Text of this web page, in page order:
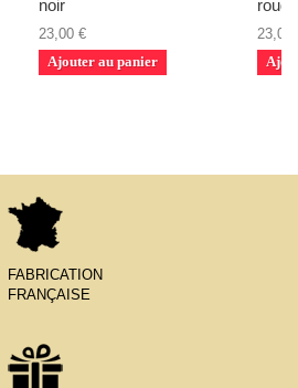
noir
23,00 €
Ajouter au panier
rouge
23,00
FABRICATION
FRANÇAISE